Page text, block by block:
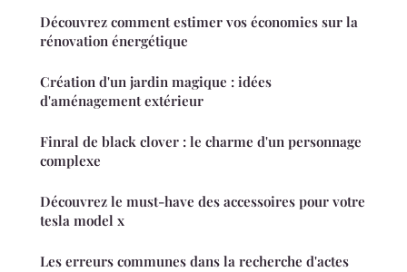
Découvrez comment estimer vos économies sur la
rénovation énergétique
Création d'un jardin magique : idées
d'aménagement extérieur
Finral de black clover : le charme d'un personnage
complexe
Découvrez le must-have des accessoires pour votre
tesla model x
Les erreurs communes dans la recherche d'actes